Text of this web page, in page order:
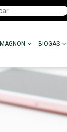
MAGNON BIOGAS